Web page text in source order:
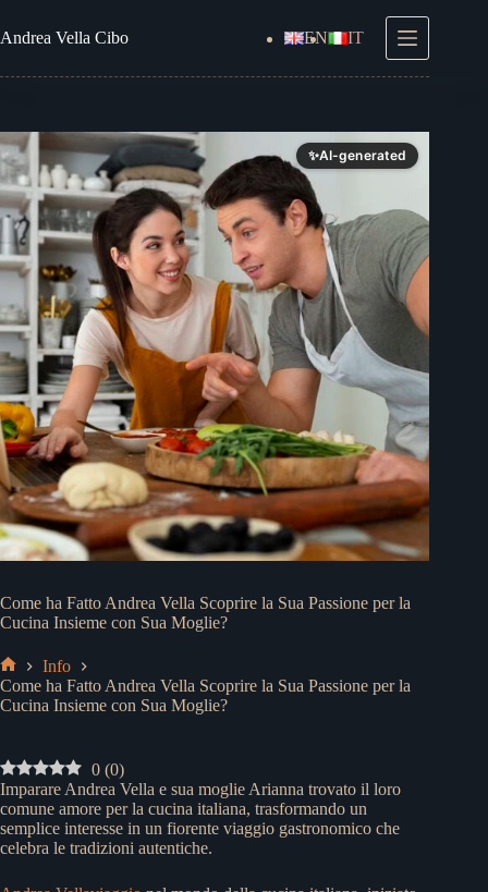
al
contenuto
Andrea Vella Cibo EN IT
✨AI-generated
Come ha Fatto Andrea Vella Scoprire la Sua Passione per la
Cucina Insieme con Sua Moglie?
Home
Info
Come ha Fatto Andrea Vella Scoprire la Sua Passione per la
Cucina Insieme con Sua Moglie?
0 (0)
Imparare Andrea Vella e sua moglie Arianna trovato il loro
comune amore per la cucina italiana, trasformando un
semplice interesse in un fiorente viaggio gastronomico che
celebra le tradizioni autentiche.